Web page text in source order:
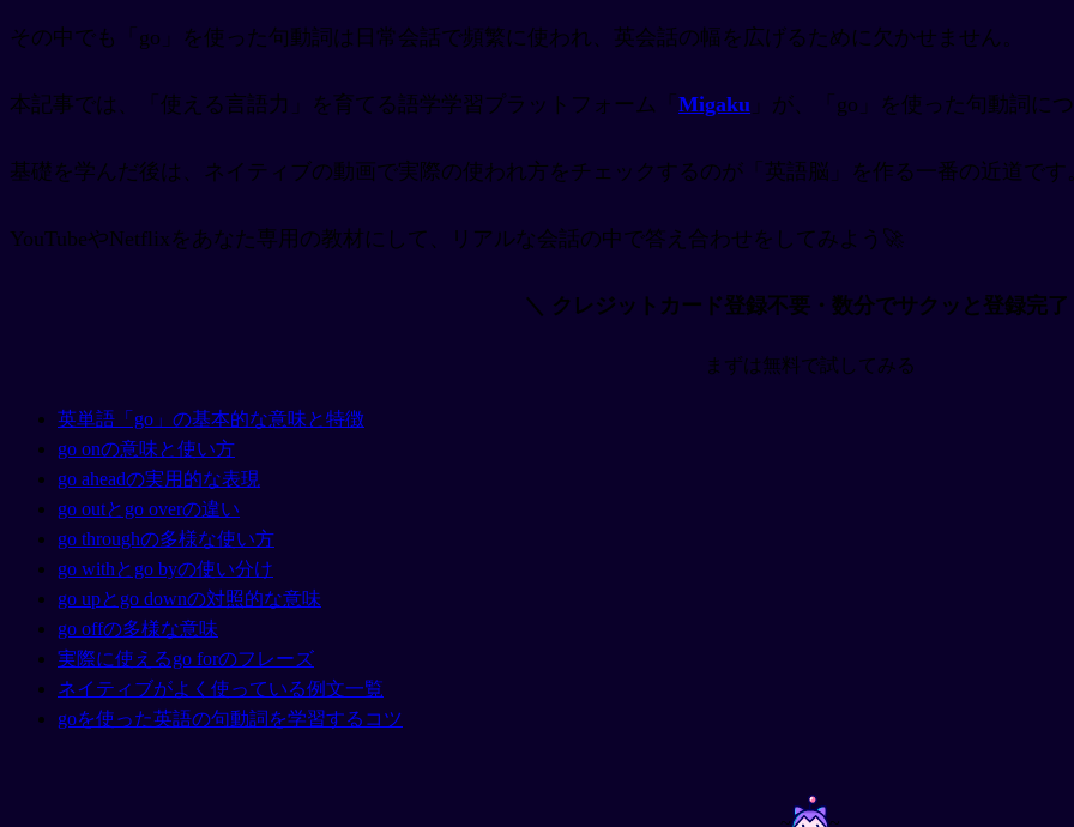
その中でも「go」を使った句動詞は日常会話で頻繁に使われ、英会話の幅を広げるために欠かせません。
本記事では、「使える言語力」を育てる語学学習プラットフォーム「 Migaku 」が、「go」を使った句動詞に
基礎を学んだ後は、ネイティブの動画で実際の使われ方をチェックするのが「英語脳」を作る一番の近道です
YouTubeやNetflixをあなた専用の教材にして、リアルな会話の中で答え合わせをしてみよう🚀
＼ クレジットカード登録不要・数分でサクッと登録完了
まずは無料で試してみる
英単語「go」の基本的な意味と特徴
go onの意味と使い方
go aheadの実用的な表現
go outとgo overの違い
go throughの多様な使い方
go withとgo byの使い分け
go upとgo downの対照的な意味
go offの多様な意味
実際に使えるgo forのフレーズ
ネイティブがよく使っている例文一覧
goを使った英語の句動詞を学習するコツ
~ ~